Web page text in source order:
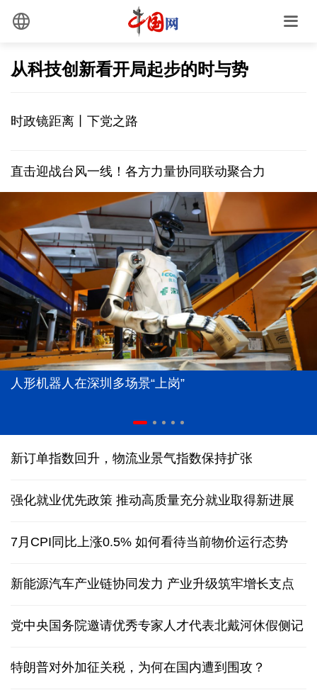
从科技创新看开局起步的时与势
时政镜距离丨下党之路
直击迎战台风一线！各方力量协同联动聚合力
人形机器人在深圳多场景“上岗”
新订单指数回升，物流业景气指数保持扩张
强化就业优先政策 推动高质量充分就业取得新进展
7月CPI同比上涨0.5% 如何看待当前物价运行态势
新能源汽车产业链协同发力 产业升级筑牢增长支点
党中央国务院邀请优秀专家人才代表北戴河休假侧记
特朗普对外加征关税，为何在国内遭到围攻？